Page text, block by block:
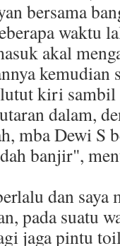
bersama
waktu
akal
kemudian
kiri sambil
dalam,
mba Dewi S
banjir",
dan saya
pada suatu
jaga pintu